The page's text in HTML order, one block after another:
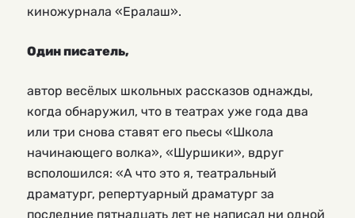
киножурнала «Ералаш».
Один писатель,
автор весёлых школьных рассказов однажды,
когда обнаружил, что в театрах уже года два
или три снова ставят его пьесы «Школа
начинающего волка», «Шуршики», вдруг
всполошился: «А что это я, театральный
драматург, репертуарный драматург за
последние пятнадцать лет не написал ни одной